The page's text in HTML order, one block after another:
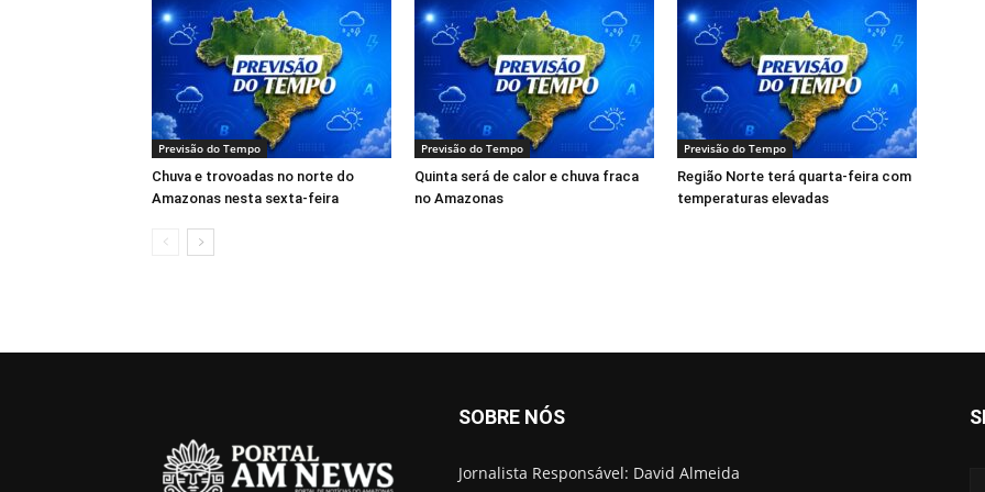
Previsão do Tempo
Chuva e trovoadas no norte do
Amazonas nesta sexta-feira
Previsão do Tempo
Quinta será de calor e chuva fraca
no Amazonas
Previsão do Tempo
Região Norte terá quarta-feira com
temperaturas elevadas
SOBRE NÓS
Jornalista Responsável: David Almeida